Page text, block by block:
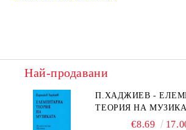
Най-продавани
П.ХАДЖИЕВ -
ТЕОРИЯ НА
€8.69